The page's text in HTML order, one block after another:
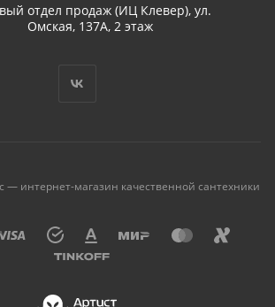
отдел продаж (ИЦ Клевер), ул.
Омская, 137А, 2 этаж
— интернет-магазин качественной сантехники